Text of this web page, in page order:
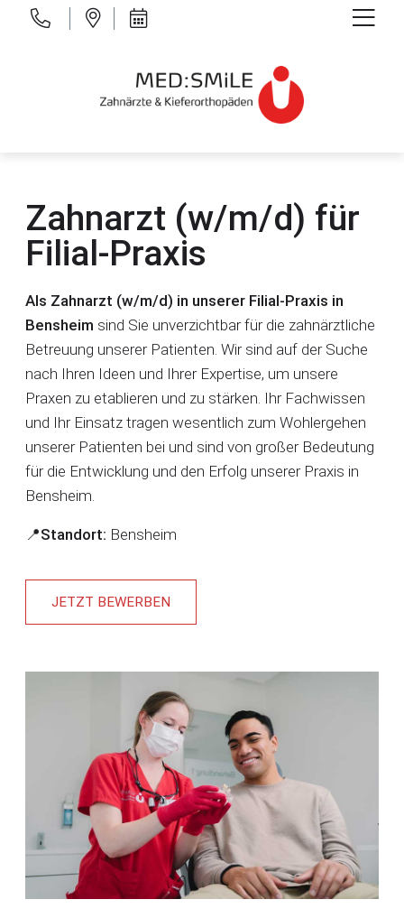
MED:SMILE Mannheim anrufen
MED:SMILE Kieferorthopädie anrufen
MED:SMILE Bensheim anrufen
Google Maps: Zahnarzt Mannheim
Google Maps: Kieferorthopädie Mannheim
Google Maps: Zahnarzt Bensheim
Online-Termin: Zahnarzt Mannheim
Online-Termin: Kieferorthopädie Mannheim
Online-Termin: Zahnarzt Bensheim
Zahnarzt (w/m/d) für
Filial-Praxis
Als Zahnarzt (w/m/d) in unserer Filial-Praxis in
Bensheim sind Sie unverzichtbar für die zahnärztliche
Betreuung unserer Patienten. Wir sind auf der Suche
nach Ihren Ideen und Ihrer Expertise, um unsere
Praxen zu etablieren und zu stärken. Ihr Fachwissen
und Ihr Einsatz tragen wesentlich zum Wohlergehen
unserer Patienten bei und sind von großer Bedeutung
für die Entwicklung und den Erfolg unserer Praxis in
Bensheim.
📍Standort: Bensheim
JETZT BEWERBEN